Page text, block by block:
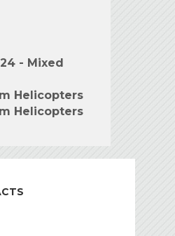
- Mixed
Helicopters
Helicopters